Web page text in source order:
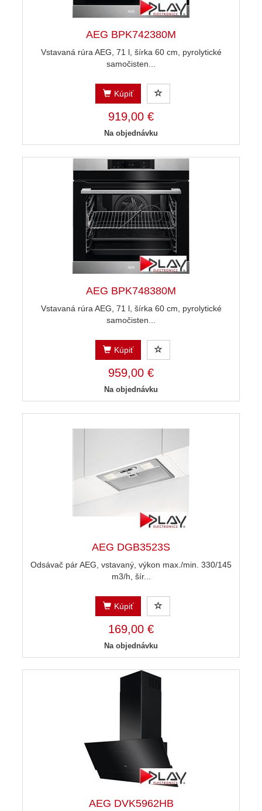
AEG BPK742380M
Vstavaná rúra AEG, 71 l, šírka 60 cm, pyrolytické
samočisten...
Kúpiť
919,00 €
Na objednávku
AEG BPK748380M
Vstavaná rúra AEG, 71 l, šírka 60 cm, pyrolytické
samočisten...
Kúpiť
959,00 €
Na objednávku
AEG DGB3523S
Odsávač pár AEG, vstavaný, výkon max./min. 330/145
m3/h, šír...
Kúpiť
169,00 €
Na objednávku
AEG DVK5962HB